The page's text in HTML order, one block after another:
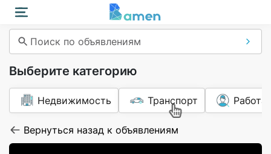
Поиск по объявлениям
Выберите категорию
Недвижимость Транспорт Работа
Вернуться назад к объявлениям